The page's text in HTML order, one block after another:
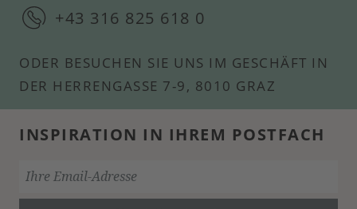
+43 316 825 618 0
ODER BESUCHEN SIE UNS IM GESCHÄFT IN
DER HERRENGASSE 7-9, 8010 GRAZ
INSPIRATION IN IHREM POSTFACH